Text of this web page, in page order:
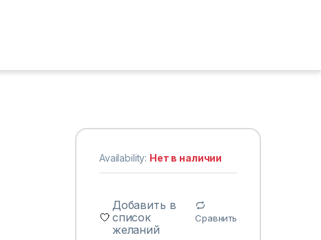
Availability: Нет в наличии
Добавить в
список
желаний
Сравнить